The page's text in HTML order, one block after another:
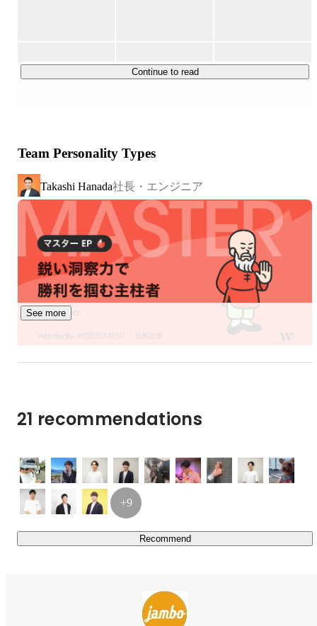
しています。
ナー・マーケター)の比率は 5 : 5 です。
サービス自体はリリースしてから10年ほど経過してお
Continue to read
Team Personality Types
Takashi Hanada社長・エンジニア
See more
21 recommendations
Recommend
+9